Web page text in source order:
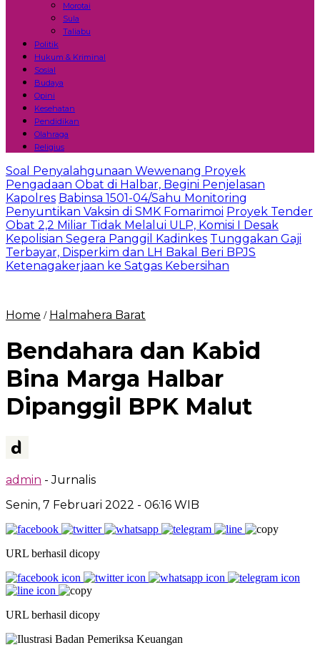
Morotai
Sula
Taliabu
Politik
Hukum & Kriminal
Sosial
Budaya
Opini
Kesehatan
Pendidikan
Olahraga
Religius
Soal Penyalahgunaan Wewenang Proyek
Pengadaan Obat di Halbar, Begini Penjelasan
Kapolres Babinsa 1501-04/Sahu Monitoring
Penyuntikan Vaksin di SMK Fomarimoi Proyek Tender
Obat 2,2 Miliar Tidak Melalui ULP, Komisi I Desak
Kepolisian Segera Panggil Kadinkes Tunggakan Gaji
Terbayar, Disperkim dan LH Bakal Beri BPJS
Ketenagakerjaan ke Satgas Kebersihan
Home / Halmahera Barat
Bendahara dan Kabid
Bina Marga Halbar
Dipanggil BPK Malut
admin - Jurnalis
Senin, 7 Februari 2022 - 06:16 WIB
URL berhasil dicopy
URL berhasil dicopy